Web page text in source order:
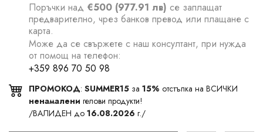
Поръчки над €500 (977.91 лв) се заплащат
предварително, чрез банков превод или плащане с
карта.
Може да се свържете с наш консултант, при нужда
от помощ на телефон:
+359 896 70 50 98
ПРОМОКОД: SUMMER15 за 15% отстъпка на ВСИЧКИ
ненамалени гелови продукти!
/ВАЛИДЕН до 16.08.2026 г./